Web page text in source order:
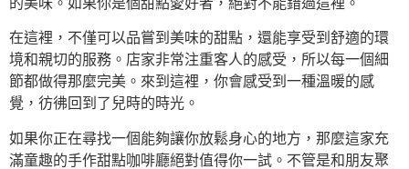
的美味。如果你是個甜點愛好者，絕對不能錯過這裡。
在這裡，不僅可以品嘗到美味的甜點，還能享受到舒適的環
境和親切的服務。店家非常注重客人的感受，所以每一個細
節都做得那麼完美。來到這裡，你會感受到一種溫暖的感
覺，彷彿回到了兒時的時光。
如果你正在尋找一個能夠讓你放鬆身心的地方，那麼這家充
滿童趣的手作甜點咖啡廳絕對值得你一試。不管是和朋友聚